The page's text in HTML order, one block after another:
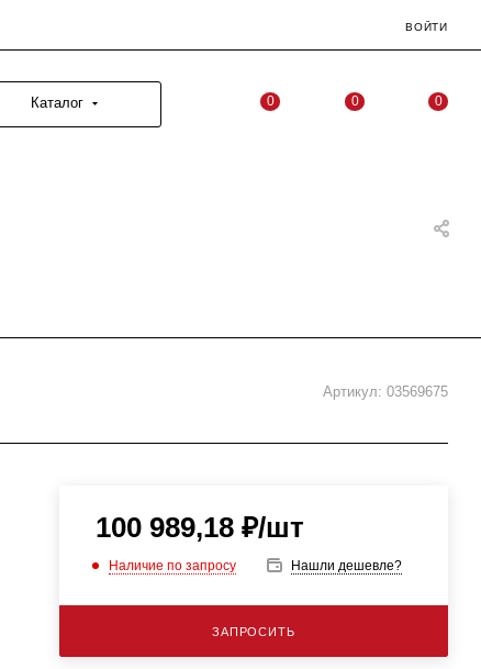
ВОЙТИ
Каталог 0 0 0
Артикул: 03569675
100 989,18₽/шт
Наличие по запросу Нашли дешевле?
ЗАПРОСИТЬ